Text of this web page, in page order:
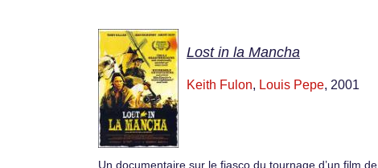
Lost in la Mancha
Keith Fulon, Louis Pepe, 2001
Un documentaire sur le fiasco du tournage d’un film de